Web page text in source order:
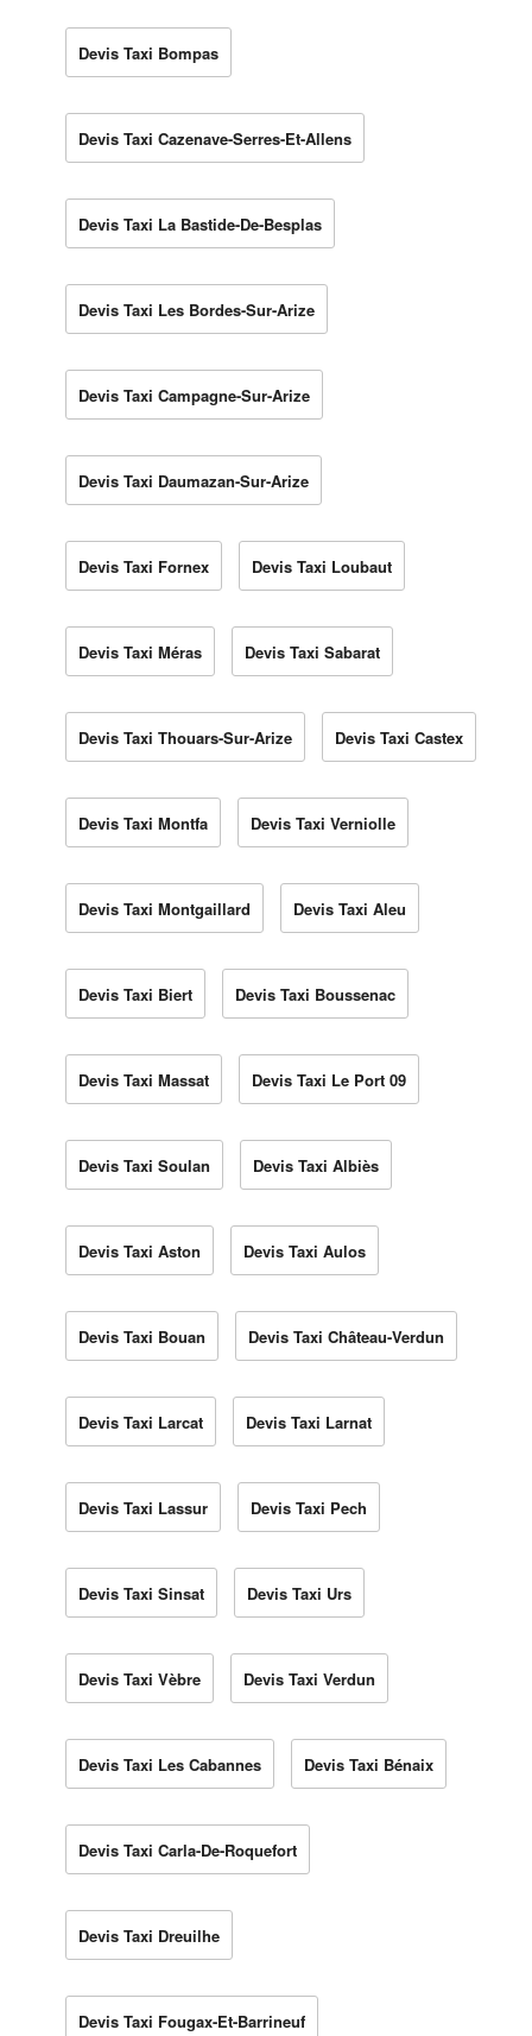
Devis Taxi Bompas
Devis Taxi Cazenave-Serres-Et-Allens
Devis Taxi La Bastide-De-Besplas
Devis Taxi Les Bordes-Sur-Arize
Devis Taxi Campagne-Sur-Arize
Devis Taxi Daumazan-Sur-Arize
Devis Taxi Fornex Devis Taxi Loubaut
Devis Taxi Méras Devis Taxi Sabarat
Devis Taxi Thouars-Sur-Arize Devis Taxi Castex
Devis Taxi Montfa Devis Taxi Verniolle
Devis Taxi Montgaillard Devis Taxi Aleu
Devis Taxi Biert Devis Taxi Boussenac
Devis Taxi Massat Devis Taxi Le Port 09
Devis Taxi Soulan Devis Taxi Albiès
Devis Taxi Aston Devis Taxi Aulos
Devis Taxi Bouan Devis Taxi Château-Verdun
Devis Taxi Larcat Devis Taxi Larnat
Devis Taxi Lassur Devis Taxi Pech
Devis Taxi Sinsat Devis Taxi Urs
Devis Taxi Vèbre Devis Taxi Verdun
Devis Taxi Les Cabannes Devis Taxi Bénaix
Devis Taxi Carla-De-Roquefort
Devis Taxi Dreuilhe
Devis Taxi Fougax-Et-Barrineuf